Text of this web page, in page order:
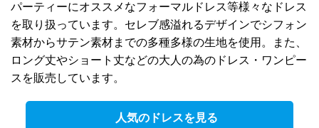
パーティーにオススメなフォーマルドレス等様々なドレス
を取り扱っています。セレブ感溢れるデザインでシフォン
素材からサテン素材までの多種多様の生地を使用。また、
ロング丈やショート丈などの大人の為のドレス・ワンピー
スを販売しています。
人気のドレスを見る